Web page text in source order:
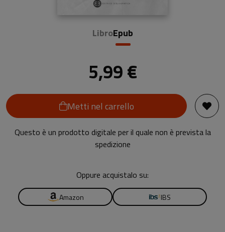
LibroEpub
5,99 €
Metti nel carrello
Questo è un prodotto digitale per il quale non è prevista la
spedizione
Oppure acquistalo su:
Amazon IBS